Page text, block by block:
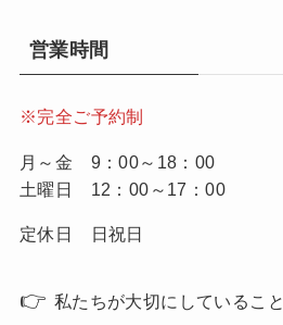
営業時間
※完全ご予約制
月～金 9：00～18：00
土曜日 12：00～17：00
定休日 日祝日
👉 私たちが大切にしていること